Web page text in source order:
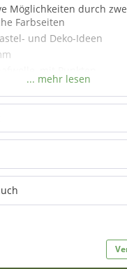
Möglichkeiten durch
Farbseiten
und Deko-Ideen